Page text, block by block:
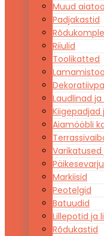
Muud
Padjakastid
Riiulid
Toolikatted
Laudlinad ja
Kiigepadjad
Aiamööbli
Markiisid
Peotelgid
Batuudid
Lillepotid ja
Rõdukastid